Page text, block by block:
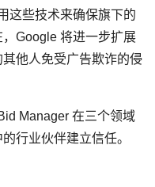
这些技术来确保旗下的
Google 将进一步扩展
他人免受广告欺诈的侵
Manager 在三个领域
行业伙伴建立信任。